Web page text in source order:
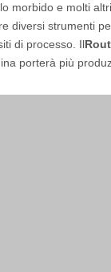
morbido e molti
diversi strumenti
di processo. Il
porterà più